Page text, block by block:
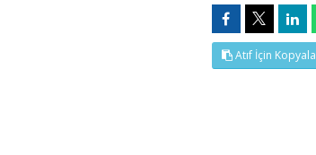
Atıf İçin Kopyala